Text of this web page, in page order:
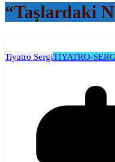
“Taşlardaki
Tiyatro SergiTİYATRO-